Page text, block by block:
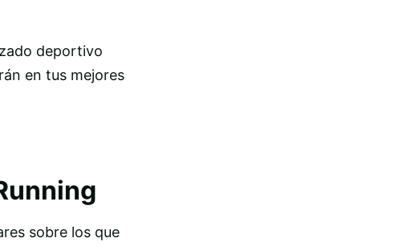
deportivo
en tus mejores
sobre los que